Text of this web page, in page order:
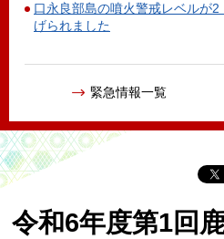
口永良部島の噴火警戒レベルが
げられました
緊急情報一覧
令和6年度第1回